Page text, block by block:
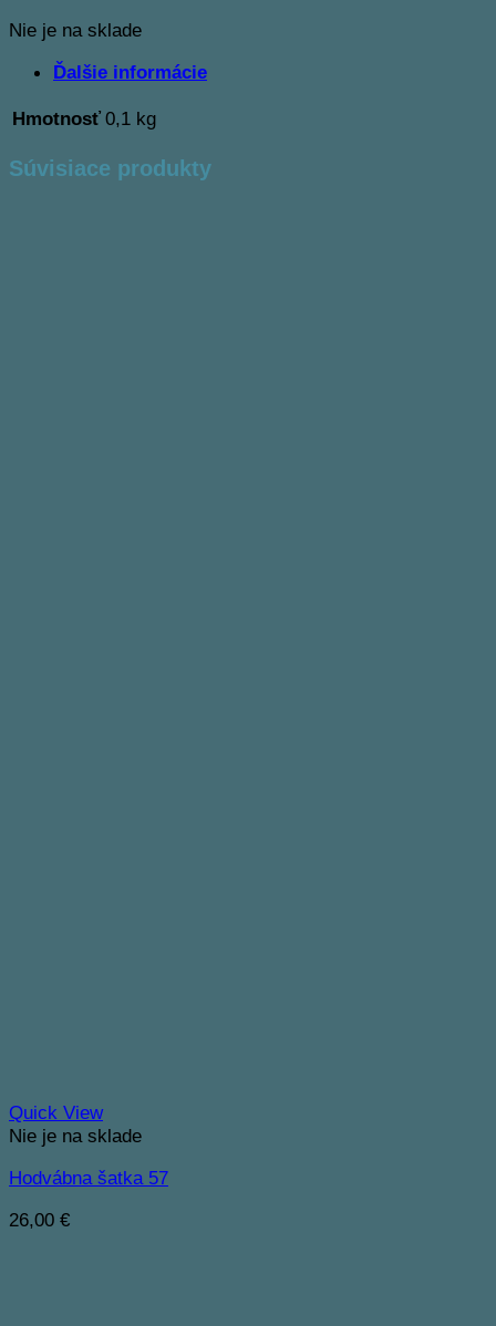
Nie je na sklade
Ďalšie informácie
Hmotnosť 0,1 kg
Súvisiace produkty
Quick View
Nie je na sklade
Hodvábna šatka 57
26,00 €